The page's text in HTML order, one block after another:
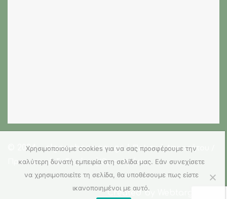
© 2024 - olgaspharmacy.gr |Πολιτική Απορρήτου /
Προσωπικά δεδομένα|Όροι Χρήσης
Created by
Χρησιμοποιούμε cookies για να σας προσφέρουμε την
καλύτερη δυνατή εμπειρία στη σελίδα μας. Εάν συνεχίσετε
να χρησιμοποιείτε τη σελίδα, θα υποθέσουμε πως είστε
ικανοποιημένοι με αυτό.